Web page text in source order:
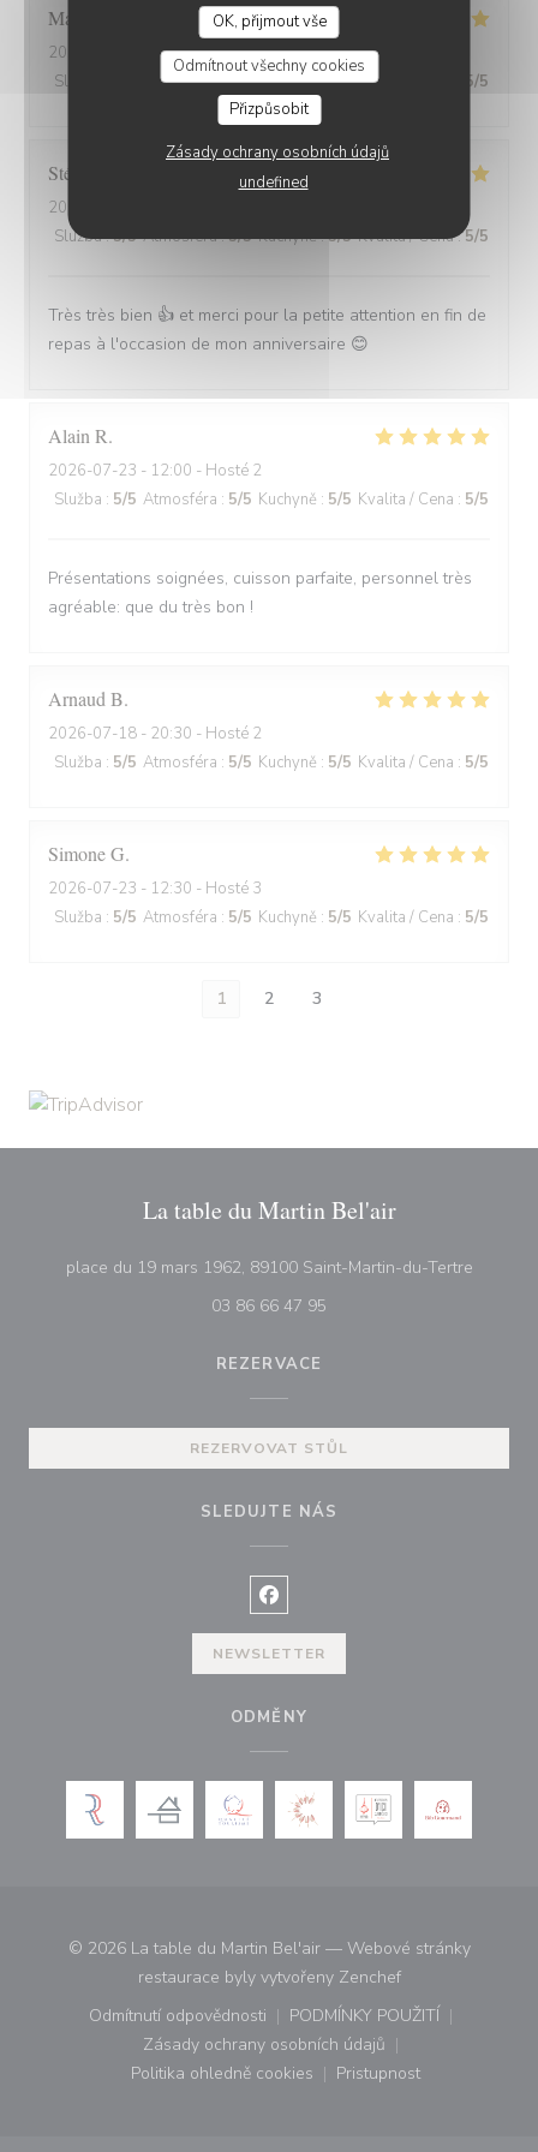
OK, přijmout vše
Odmítnout všechny cookies
Přizpůsobit
Zásady ochrany osobních údajů
undefined
Marion
2026-07-30
- 19:30 - Hosté 2
Služba
Atmosféra:5/5 Kuchyně:5/5 Kvalita / Cena 5/5
Stéphanie
2026-07-22
Služba:5/5 Atmosféra:5/5 Kuchyně:5/5 Kvalita / Cena:5/5
Très très bien 👍 et merci pour la petite attention en fin de
repas à l'occasion de mon anniversaire 😊
Alain R
2026-07-23 - 12:00 - Hosté 2
Služba : 5/5 Atmosféra : 5/5 Kuchyně : 5/5 Kvalita / Cena : 5/5
Présentations soignées, cuisson parfaite, personnel très
agréable: que du très bon !
Arnaud B
2026-07-18 - 20:30 - Hosté 2
Služba : 5/5 Atmosféra : 5/5 Kuchyně : 5/5 Kvalita / Cena : 5/5
SimoneG
2026-07-23 - 12:30 - Hosté 3
Služba : 5/5 Atmosféra : 5/5 Kuchyně : 5/5 Kvalita / Cena : 5/5
1 2 3
La table du Martin Bel'air
place du 19 mars 1962, 89100 Saint-Martin-du-Tertre((otevře
03 86 66 47 95
REZERVACE
REZERVOVAT STŮL
SLEDUJTE NÁS
Facebook ((otevře se v novém
NEWSLETTER
ODMĚNY
© 2026 La table du Martin Bel'air — Webové stránky
restaurace byly vytvořeny Zenchef((otevře se v
Odmítnutí odpovědnosti
((otevře se v novém okně))
PODMÍNKY POUŽITÍ
((otevře se v novém
Zásady ochrany osobních údajů
((otevře se v novém okně))
Politika ohledně cookies
((otevře se v novém okně))
Pristupnost
((otevře se v novém